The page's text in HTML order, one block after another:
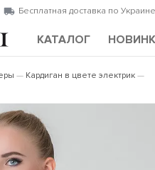
Бесплатная доставка по
КАТАЛОГ
Кардиган в цвете электрик